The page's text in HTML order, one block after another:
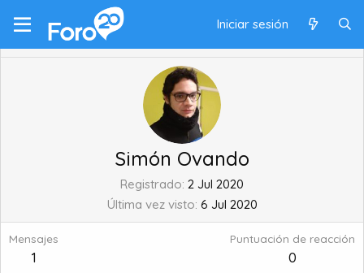
Iniciar sesión
Simón Ovando
Registrado 2 Jul 2020
Última vez visto 6 Jul 2020
Mensajes
1
Puntuación de reacción
0